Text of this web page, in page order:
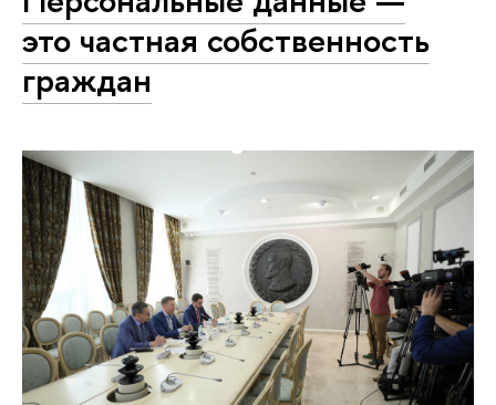
это частная собственность
граждан